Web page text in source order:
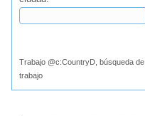
Trabajo @c:CountryD, búsqueda de
trabajo